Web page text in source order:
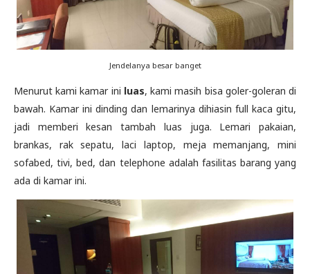
Jendelanya besar banget
Menurut kami kamar ini luas, kami masih bisa goler-goleran di
bawah. Kamar ini dinding dan lemarinya dihiasin full kaca gitu,
jadi memberi kesan tambah luas juga. Lemari pakaian,
brankas, rak sepatu, laci laptop, meja memanjang, mini
sofabed, tivi, bed, dan telephone adalah fasilitas barang yang
ada di kamar ini.